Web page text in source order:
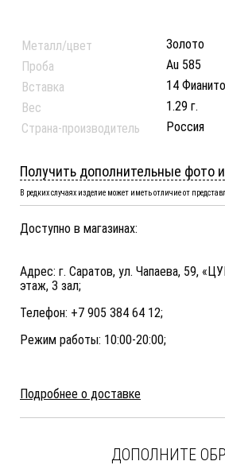
Металл/цвет
Золото
Проба
Au 585
Вставка
14
Вес
1.29 г.
Страна-производитель
Россия
Получить дополнительные фото
В редких случаях изделие может иметь отличие от
Доступно в магазинах:
Адрес: г. Саратов, ул. Чапаева, 59,
этаж, 3 зал;
Телефон: +7 905 384 64 12;
Режим работы: 10:00-20:00;
Подробнее о доставке
ДОПОЛНИТЕ